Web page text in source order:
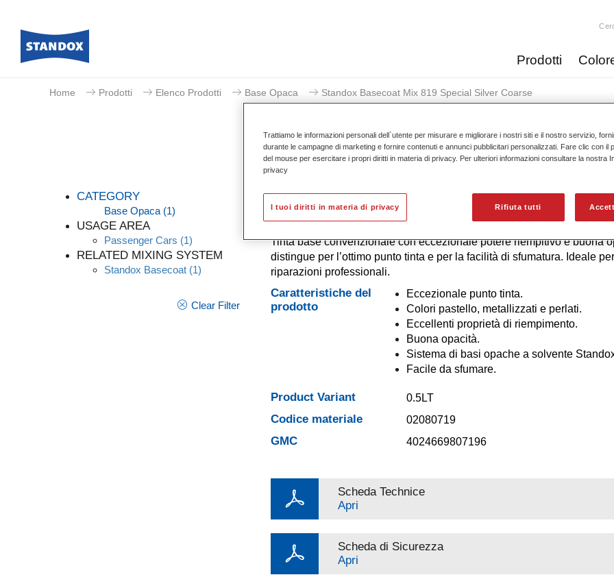
Prodotti
Home Prodotti Elenco Prodotti Base Opaca Standox Basecoat Mix 819 Special Silver Coarse
CATEGORY
Base Opaca (1)
USAGE AREA
Passenger Cars (1)
RELATED MIXING SYSTEM
Standox Basecoat (1)
Clear Filter
Standox Basecoat Mix 819
Tinta base convenzionale con eccezionale potere riempitivo e buona
distingue per l’ottimo punto tinta e per la facilità di sfumatura. Ideale per
riparazioni professionali.
Caratteristiche del
prodotto
Eccezionale punto tinta.
Colori pastello, metallizzati e perlati.
Eccellenti proprietà di riempimento.
Buona opacità.
Sistema di basi opache a solvente
Facile da sfumare.
Product Variant 0.5LT
Codice materiale 02080719
GMC 4024669807196
Scheda Technice
Apri
Scheda di Sicurezza
Apri
Trattiamo le informazioni personali dell`utente per misurare e migliorare i nostri siti e il nostro servizio,
durante le campagne di marketing e fornire contenuti e annunci pubblicitari personalizzati. Fare clic con il
del mouse per esercitare i propri diritti in materia di privacy. Per ulteriori informazioni consultare la nostra
privacy
Rifiuta tutti
I tuoi diritti in materia di privacy